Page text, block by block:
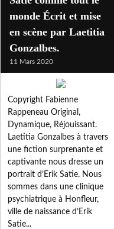
monde Écrit et mise
en scène par Laetitia
Gonzalbes.
11 Mars 2020
Copyright Fabienne
Rappeneau Original,
Dynamique, Réjouissant.
Laetitia Gonzalbes à travers
une fiction surprenante et
captivante nous dresse un
portrait d’Erik Satie. Nous
sommes dans une clinique
psychiatrique à Honfleur,
ville de naissance d’Erik
Satie...